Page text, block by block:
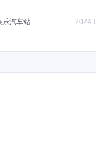
乐汽车站 2024-